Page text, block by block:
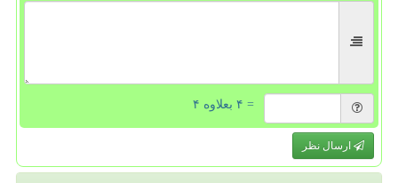
= ۴ بعلاوه ۴
ارسال نظر